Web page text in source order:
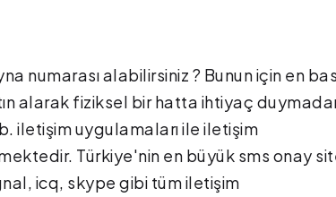
numarası alabilirsiniz ? Bunun için en
alarak fiziksel bir hatta ihtiyaç
iletişim uygulamaları ile iletişim
Türkiye'nin en büyük sms onay
icq, skype gibi tüm iletişim